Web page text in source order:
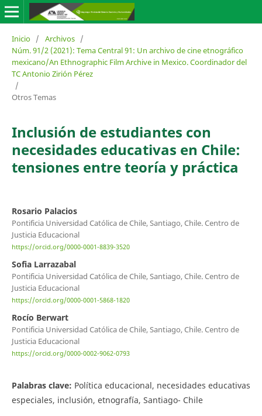
Inicio / Archivos /
Núm. 91/2 (2021): Tema Central 91: Un archivo de cine etnográfico
mexicano/An Ethnographic Film Archive in Mexico. Coordinador del
TC Antonio Zirión Pérez
/
Otros Temas
Inclusión de estudiantes con
necesidades educativas en Chile:
tensiones entre teoría y práctica
Rosario Palacios
Pontificia Universidad Católica de Chile, Santiago, Chile. Centro de
Justicia Educacional
https://orcid.org/0000-0001-8839-3520
Sofia Larrazabal
Pontificia Universidad Católica de Chile, Santiago, Chile. Centro de
Justicia Educacional
https://orcid.org/0000-0001-5868-1820
Rocío Berwart
Pontificia Universidad Católica de Chile, Santiago, Chile. Centro de
Justicia Educacional
https://orcid.org/0000-0002-9062-0793
Palabras clave: Política educacional, necesidades educativas
especiales, inclusión, etnografía, Santiago- Chile